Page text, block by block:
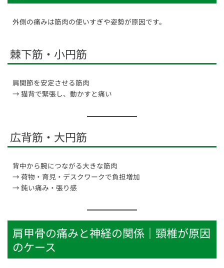
外側の痛みは筋肉の使いすぎや姿勢が原因です。
棘下筋・小円筋
肩関節を安定させる筋肉
→ 猫背で緊張し、動かすと痛い
広背筋・大円筋
背中から腕につながる大きな筋肉
→ 荷物・育児・デスクワークで負担増加
→ 鈍い痛み・張り感
肩甲骨の痛みと神経の関係｜頸椎が原因
のケース